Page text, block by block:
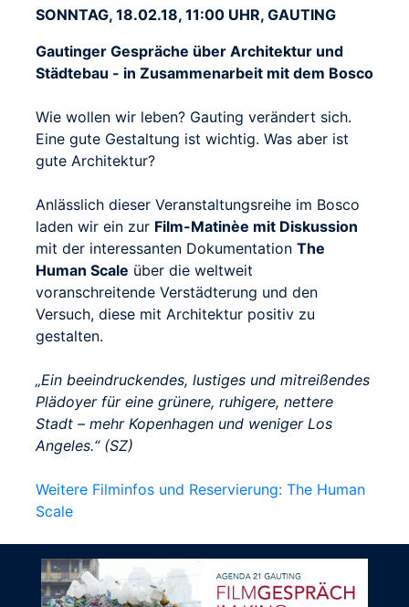
SONNTAG, 18.02.18, 11:00 UHR, GAUTING
Gautinger Gespräche über Architektur und
Städtebau - in Zusammenarbeit mit dem Bosco
Wie wollen wir leben? Gauting verändert sich.
Eine gute Gestaltung ist wichtig. Was aber ist
gute Architektur?
Anlässlich dieser Veranstaltungsreihe im Bosco
laden wir ein zur Film-Matinèe mit Diskussion
mit der interessanten Dokumentation The
Human Scale über die weltweit
voranschreitende Verstädterung und den
Versuch, diese mit Architektur positiv zu
gestalten.
„Ein beeindruckendes, lustiges und mitreißendes
Plädoyer für eine grünere, ruhigere, nettere
Stadt – mehr Kopenhagen und weniger Los
Angeles.“ (SZ)
Weitere Filminfos und Reservierung: The Human
Scale